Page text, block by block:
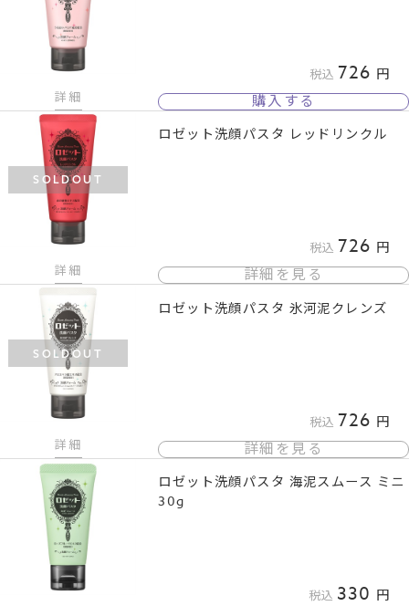
詳細
税込 726
購入する
SOLDOUT
詳細
ロゼット洗顔パスタ レッドリンクル
税込 726
詳細を見る
SOLDOUT
詳細
ロゼット洗顔パスタ 氷河泥クレンズ
税込 726
詳細を見る
ロゼット洗顔パスタ 海泥スムース ミニ
30g
税込 330